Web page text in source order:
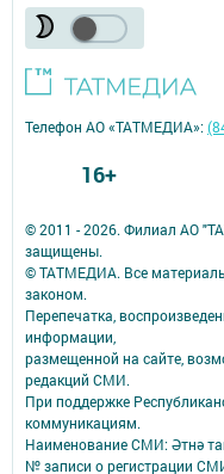
© 2011 - 2026. Филиал АО
защищены.
© ТАТМЕДИА. Все
законом.
Перепечатка,
информации,
размещенной на сайте,
редакций СМИ.
При поддержке
коммуникациям.
Наименование СМИ: Әтнә
№ записи о регистрации
Телефон АО «ТАТМЕДИА»:
16+